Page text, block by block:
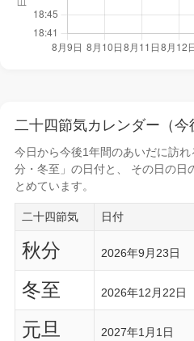
二十四節気カレンダー（今
今日から今後1年間のあいだに訪
分・冬至」の日付と、 その日の日
とめています。
二十四節気 日付
秋分 2026年9月23日
冬至
2026年12月22日
元旦
2027年1月1日